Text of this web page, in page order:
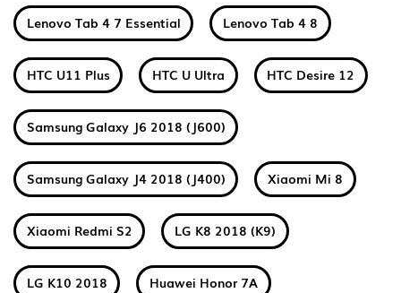
Lenovo Tab 4 7 Essential Lenovo Tab 4 8
HTC U11 Plus HTC U Ultra HTC Desire 12
Samsung Galaxy J6 2018 (J600)
Samsung Galaxy J4 2018 (J400) Xiaomi Mi 8
Xiaomi Redmi S2 LG K8 2018 (K9)
LG K10 2018 Huawei Honor 7A